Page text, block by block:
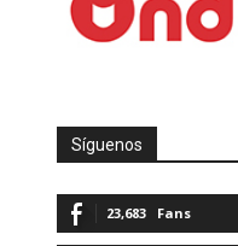
Síguenos
23,683 Fans